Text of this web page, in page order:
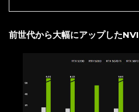
前世代から大幅にアップした